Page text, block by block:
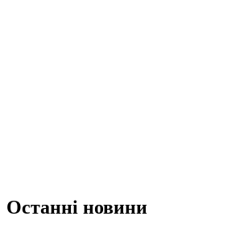
Останні новини